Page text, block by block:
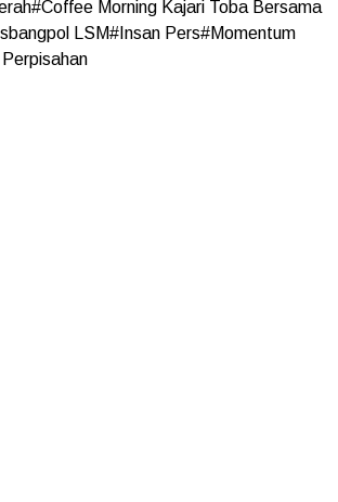
Morning Kajari Toba Bersama
LSM#Insan Pers#Momentum